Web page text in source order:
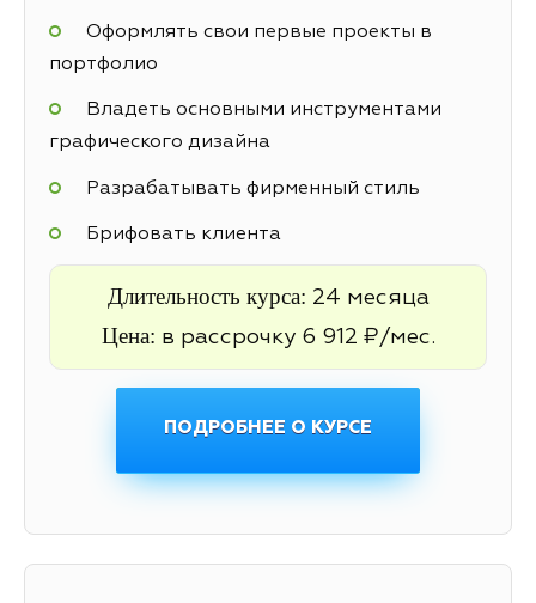
Оформлять свои первые проекты в
портфолио
Владеть основными инструментами
графического дизайна
Разрабатывать фирменный стиль
Брифовать клиента
Длительность курса: 24 месяца
Цена: в рассрочку 6 912 ₽/мес.
ПОДРОБНЕЕ О КУРСЕ